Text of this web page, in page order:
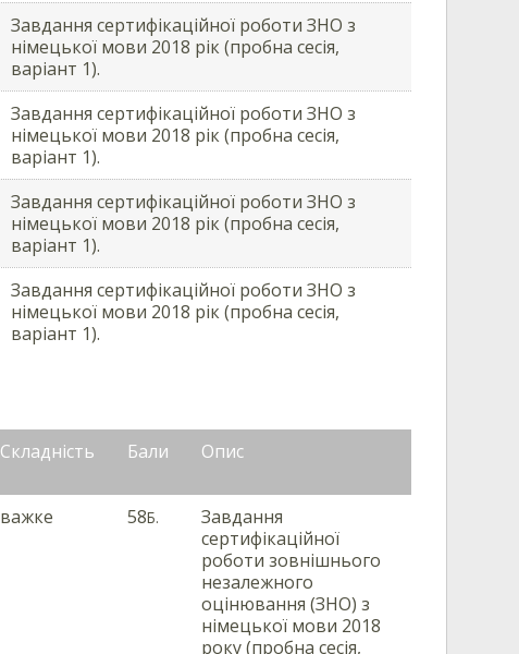
Завдання сертифікаційної роботи ЗНО з
німецької мови 2018 рік (пробна сесія,
варіант 1).
Завдання сертифікаційної роботи ЗНО з
німецької мови 2018 рік (пробна сесія,
варіант 1).
Завдання сертифікаційної роботи ЗНО з
німецької мови 2018 рік (пробна сесія,
варіант 1).
Завдання сертифікаційної роботи ЗНО з
німецької мови 2018 рік (пробна сесія,
варіант 1).
Складність Бали Опис
важке 58Б.
Завдання
сертифікаційної
роботи зовнішнього
незалежного
оцінювання (ЗНО) з
німецької мови 2018
року (пробна сесія,